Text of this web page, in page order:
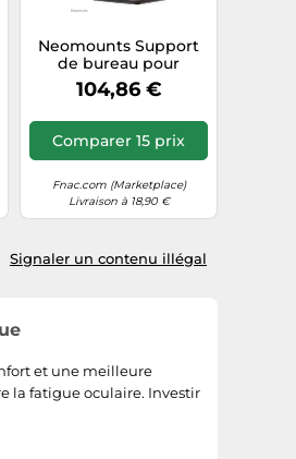
Neomounts Support
de bureau pour
moniteur FPMA-D885
10-32 Noir
104,86 €
Comparer 15 prix
Fnac.com (Marketplace)
Livraison à 18,90 €
Signaler un contenu illégal
et une meilleure
la fatigue oculaire. Investir